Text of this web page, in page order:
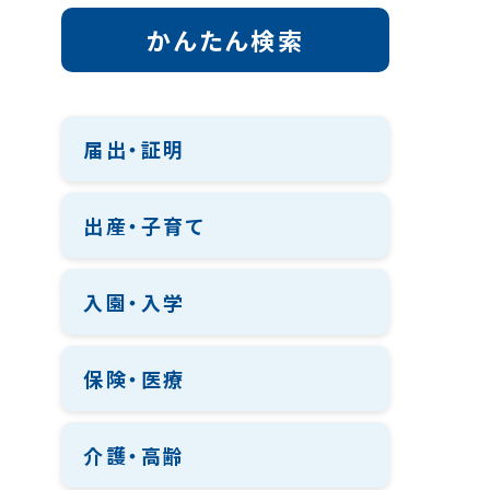
かんたん検索
届出・証明
出産・子育て
入園・入学
保険・医療
介護・高齢